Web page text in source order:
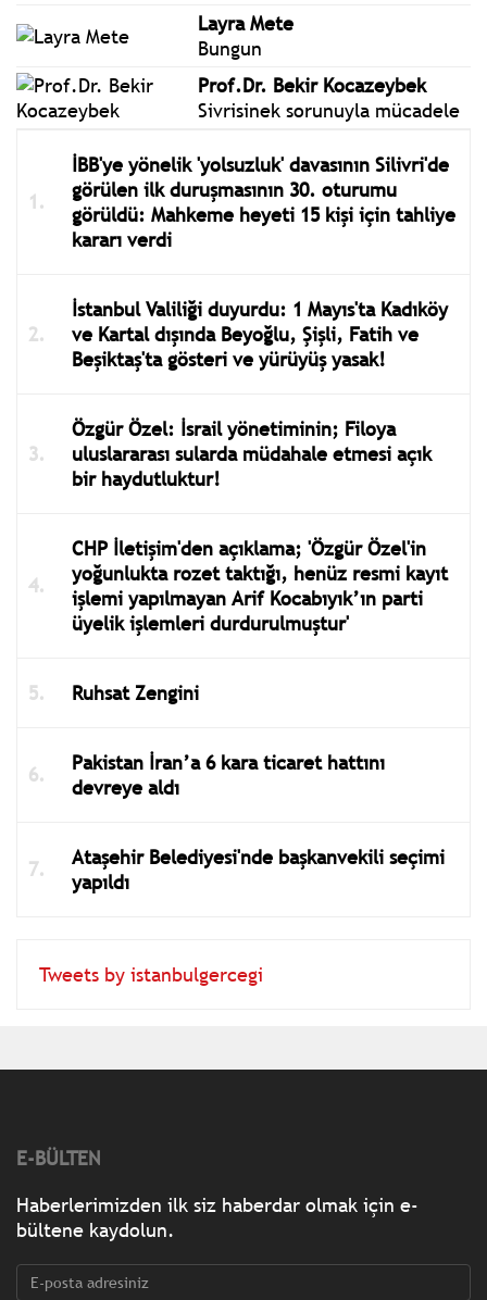
Layra Mete
Bungun
Prof.Dr. Bekir Kocazeybek
Sivrisinek sorunuyla mücadele
İBB'ye yönelik 'yolsuzluk' davasının Silivri'de
görülen ilk duruşmasının 30. oturumu
görüldü: Mahkeme heyeti 15 kişi için tahliye
kararı verdi
İstanbul Valiliği duyurdu: 1 Mayıs'ta Kadıköy
ve Kartal dışında Beyoğlu, Şişli, Fatih ve
Beşiktaş'ta gösteri ve yürüyüş yasak!
Özgür Özel: İsrail yönetiminin; Filoya
uluslararası sularda müdahale etmesi açık
bir haydutluktur!
CHP İletişim'den açıklama; 'Özgür Özel'in
yoğunlukta rozet taktığı, henüz resmi kayıt
işlemi yapılmayan Arif Kocabıyık’ın parti
üyelik işlemleri durdurulmuştur'
Ruhsat Zengini
Pakistan İran’a 6 kara ticaret hattını
devreye aldı
Ataşehir Belediyesi'nde başkanvekili seçimi
yapıldı
Tweets by istanbulgercegi
E-BÜLTEN
Haberlerimizden ilk siz haberdar olmak için e-
bültene kaydolun.